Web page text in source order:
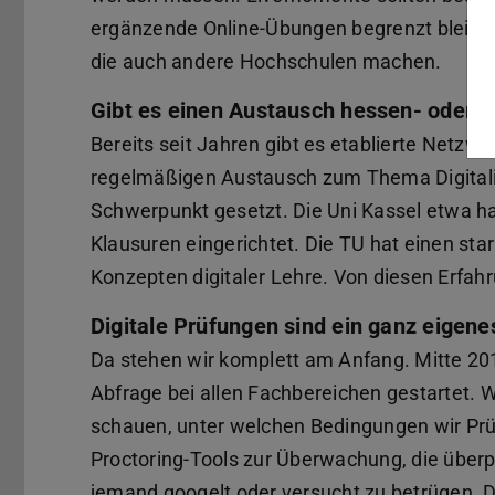
ergänzende Online-Übungen begrenzt
die auch andere Hochschulen machen.
Gibt es einen Austausch hessen- oder
Bereits seit Jahren gibt es etablierte
regelmäßigen Austausch zum Thema
Schwerpunkt gesetzt. Die Uni Kassel etwa
Klausuren eingerichtet. Die TU hat einen
Konzepten digitaler Lehre. Von diesen
Digitale Prüfungen sind ein ganz
Da stehen wir komplett am Anfang. Mitte
Abfrage bei allen Fachbereichen gestartet.
schauen, unter welchen Bedingungen wir
Proctoring-Tools zur Überwachung, die